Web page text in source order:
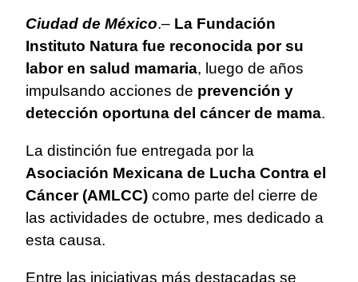
Ciudad de México.– La Fundación
Instituto Natura fue reconocida por su
labor en salud mamaria, luego de años
impulsando acciones de prevención y
detección oportuna del cáncer de mama.
La distinción fue entregada por la
Asociación Mexicana de Lucha Contra el
Cáncer (AMLCC) como parte del cierre de
las actividades de octubre, mes dedicado a
esta causa.
Entre las iniciativas más destacadas se